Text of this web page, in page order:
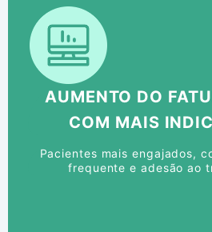
AUMENTO DO
COM MAIS
Pacientes mais engajados,
frequente e adesão ao